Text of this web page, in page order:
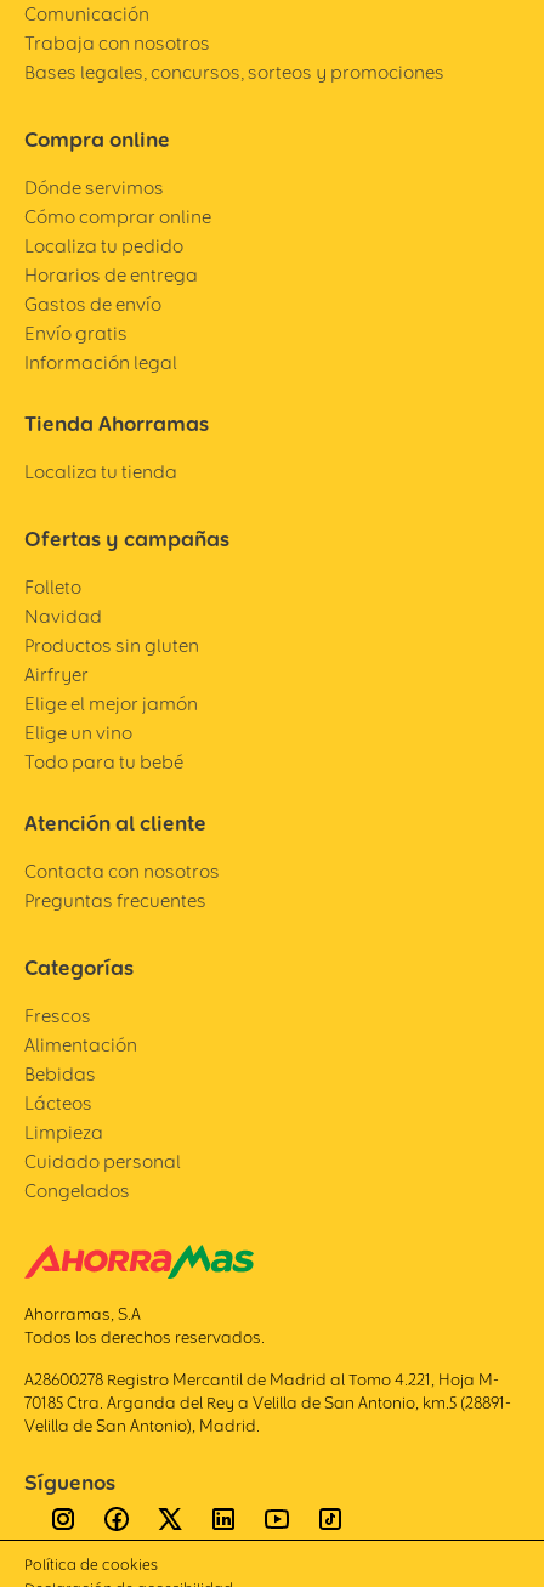
Comunicación
Trabaja con nosotros
Bases legales, concursos, sorteos y promociones
Compra online
Dónde servimos
Cómo comprar online
Localiza tu pedido
Horarios de entrega
Gastos de envío
Envío gratis
Información legal
Tienda Ahorramas
Localiza tu tienda
Ofertas y campañas
Folleto
Navidad
Productos sin gluten
Airfryer
Elige el mejor jamón
Elige un vino
Todo para tu bebé
Atención al cliente
Contacta con nosotros
Preguntas frecuentes
Categorías
Frescos
Alimentación
Bebidas
Lácteos
Limpieza
Cuidado personal
Congelados
Ahorramas, S.A
Todos los derechos reservados.
A28600278 Registro Mercantil de Madrid al Tomo 4.221, Hoja M-
70185 Ctra. Arganda del Rey a Velilla de San Antonio, km.5 (28891-
Velilla de San Antonio), Madrid.
Síguenos
Política de cookies